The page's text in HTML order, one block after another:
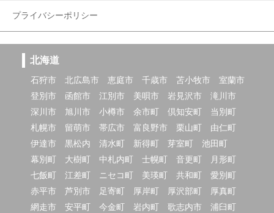
プライバシーポリシー
北海道
石狩市 北広島市 恵庭市 千歳市 苫小牧市
室蘭市
登別市
函館市 江別市 美唄市 岩見沢市
滝川市
深川市
旭川市 小樽市 余市町 倶知安町
当別町
札幌市
留萌市 帯広市 富良野市 栗山町
由仁町
伊達市
黒松内 清水町 新得町 芽室町
池田町
幕別町
大樹町 中札内町 士幌町 音更町
月形町
七飯町
江差町 ニセコ町 美瑛町 共和町
愛別町
赤平市
芦別市 足寄町 厚岸町 厚沢部町
厚真町
網走市
安平町 今金町 岩内町 歌志内市
浦臼町